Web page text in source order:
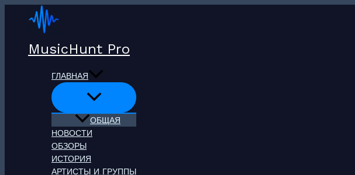
Перейти
MusicHunt Pro
ГЛАВНАЯ
ОБЩАЯ
НОВОСТИ
ОБЗОРЫ
ИСТОРИЯ
АРТИСТЫ И ГРУППЫ